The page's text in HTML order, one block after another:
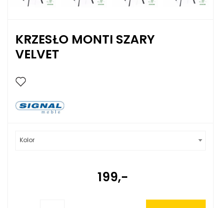
KRZESŁO MONTI SZARY
VELVET
Kolor
199,-